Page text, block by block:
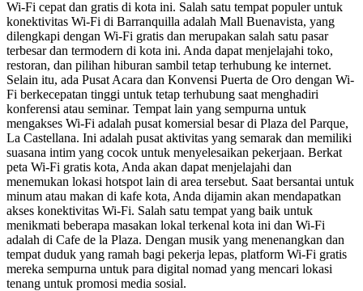
Wi-Fi cepat dan gratis di kota ini. Salah satu tempat populer untuk
konektivitas Wi-Fi di Barranquilla adalah Mall Buenavista, yang
dilengkapi dengan Wi-Fi gratis dan merupakan salah satu pasar
terbesar dan termodern di kota ini. Anda dapat menjelajahi toko,
restoran, dan pilihan hiburan sambil tetap terhubung ke internet.
Selain itu, ada Pusat Acara dan Konvensi Puerta de Oro dengan Wi-
Fi berkecepatan tinggi untuk tetap terhubung saat menghadiri
konferensi atau seminar. Tempat lain yang sempurna untuk
mengakses Wi-Fi adalah pusat komersial besar di Plaza del Parque,
La Castellana. Ini adalah pusat aktivitas yang semarak dan memiliki
suasana intim yang cocok untuk menyelesaikan pekerjaan. Berkat
peta Wi-Fi gratis kota, Anda akan dapat menjelajahi dan
menemukan lokasi hotspot lain di area tersebut. Saat bersantai untuk
minum atau makan di kafe kota, Anda dijamin akan mendapatkan
akses konektivitas Wi-Fi. Salah satu tempat yang baik untuk
menikmati beberapa masakan lokal terkenal kota ini dan Wi-Fi
adalah di Cafe de la Plaza. Dengan musik yang menenangkan dan
tempat duduk yang ramah bagi pekerja lepas, platform Wi-Fi gratis
mereka sempurna untuk para digital nomad yang mencari lokasi
tenang untuk promosi media sosial.